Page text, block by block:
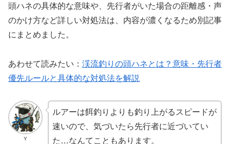
頭ハネの具体的な意味や、先行者がいた場合の距離感・声
のかけ方など詳しい対処法は、内容が濃くなるため別記事
にまとめました。
あわせて読みたい： 渓流釣りの頭ハネとは？意味・先行者
優先ルールと具体的な対処法を解説
Y
ルアーは餌釣りよりも釣り上がるスピードが
速いので、気づいたら先行者に近づいてい
た…なんてこともあります。